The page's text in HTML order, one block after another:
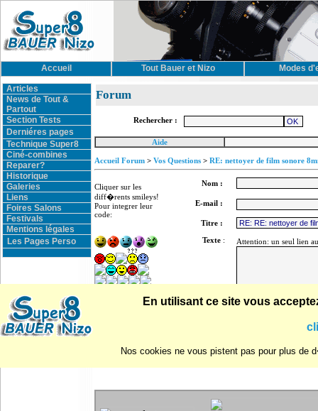
Accueil Tout Bauer et Nizo Modes
Articles
News de Tout &
Partout
Section Tests
Derniéres pages
Technique Super8
Ciné-combines
Reparer?
Historique
Galeries
Liens
Foires Salons
Festivals
Mentions légales
Les Pages Perso
Forum
Rechercher :
Aide
Accueil Forum > Vos Questions > RE: nettoyer de film sonore
Cliquer sur les
diff�rents smileys!
Pour integrer leur
code:
Nom :
E-mail :
Titre :
Texte : Attention: un seul lien
En utilisant ce site vous
Nos cookies ne vous pistent pas pour plus